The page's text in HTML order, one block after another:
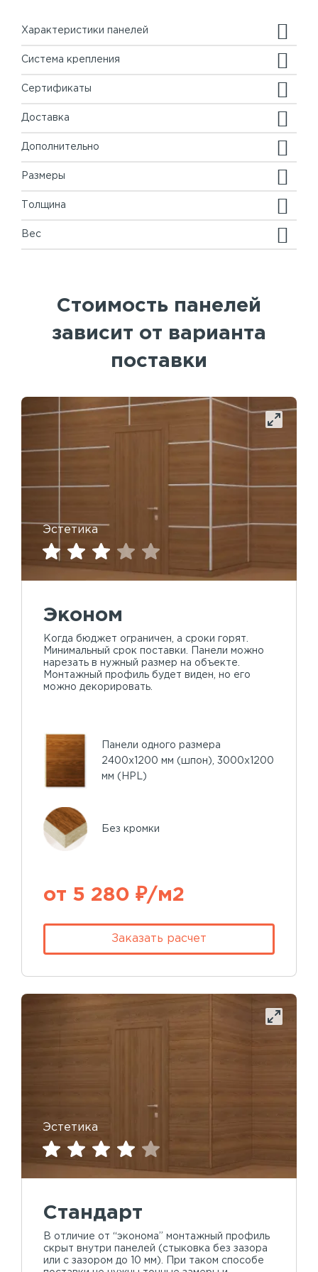
Характеристики панелей
Система крепления
Сертификаты
Доставка
Дополнительно
Размеры
Толщина
Вес
Стоимость панелей
зависит от варианта
поставки
Эстетика
Эконом
Когда бюджет ограничен, а сроки горят.
Минимальный срок поставки. Панели можно
нарезать в нужный размер на объекте.
Монтажный профиль будет виден, но его
можно декорировать.
Панели одного размера
2400х1200 мм (шпон), 3000х1200
мм (HPL)
Без кромки
от 5 280 ₽/м2
Заказать расчет
Эстетика
Стандарт
В отличие от “эконома” монтажный профиль
скрыт внутри панелей (стыковка без зазора
или с зазором до 10 мм). При таком способе